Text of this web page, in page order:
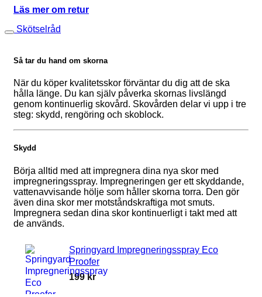
Läs mer om retur
Skötselråd
Så tar du hand om skorna
När du köper kvalitetsskor förväntar du dig att de ska
hålla länge. Du kan själv påverka skornas livslängd
genom kontinuerlig skovård. Skovården delar vi upp i tre
steg: skydd, rengöring och skoblock.
Skydd
Börja alltid med att impregnera dina nya skor med
impregneringsspray. Impregneringen ger ett skyddande,
vattenavvisande hölje som håller skorna torra. Den gör
även dina skor mer motståndskraftiga mot smuts.
Impregnera sedan dina skor kontinuerligt i takt med att
de används.
Springyard Impregneringsspray Eco
Proofer
199kr